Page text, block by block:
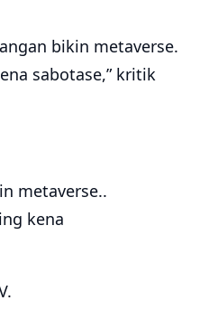
angan bikin metaverse.
sabotase,” kritik
metaverse..
kena